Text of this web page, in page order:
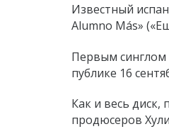
Известный
Alumno Más»
Первым синглом
публике 16
Как и весь диск,
продюсеров